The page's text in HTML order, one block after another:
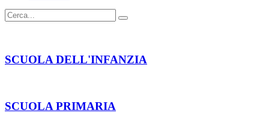
SCUOLA DELL'INFANZIA
SCUOLA PRIMARIA